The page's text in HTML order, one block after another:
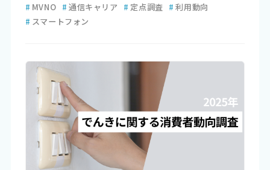
# MVNO # 通信キャリア # 定点調査 # 利用動向
# スマートフォン